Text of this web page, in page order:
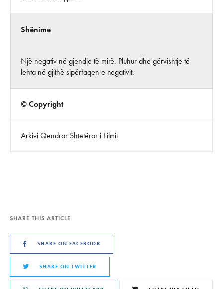
Shënime
Një negativ në gjendje të mirë. Pluhur dhe gërvishtje të
lehta në gjithë sipërfaqen e negativit.
© Copyright
Arkivi Qendror Shtetëror i Filmit
SHARE THIS ARTICLE
SHARE ON FACEBOOK
SHARE ON TWITTER